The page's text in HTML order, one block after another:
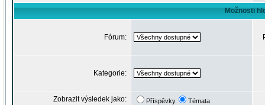
Možnosti
Fórum:
Kategorie:
Zobrazit výsledek jako: Příspěvky Témata